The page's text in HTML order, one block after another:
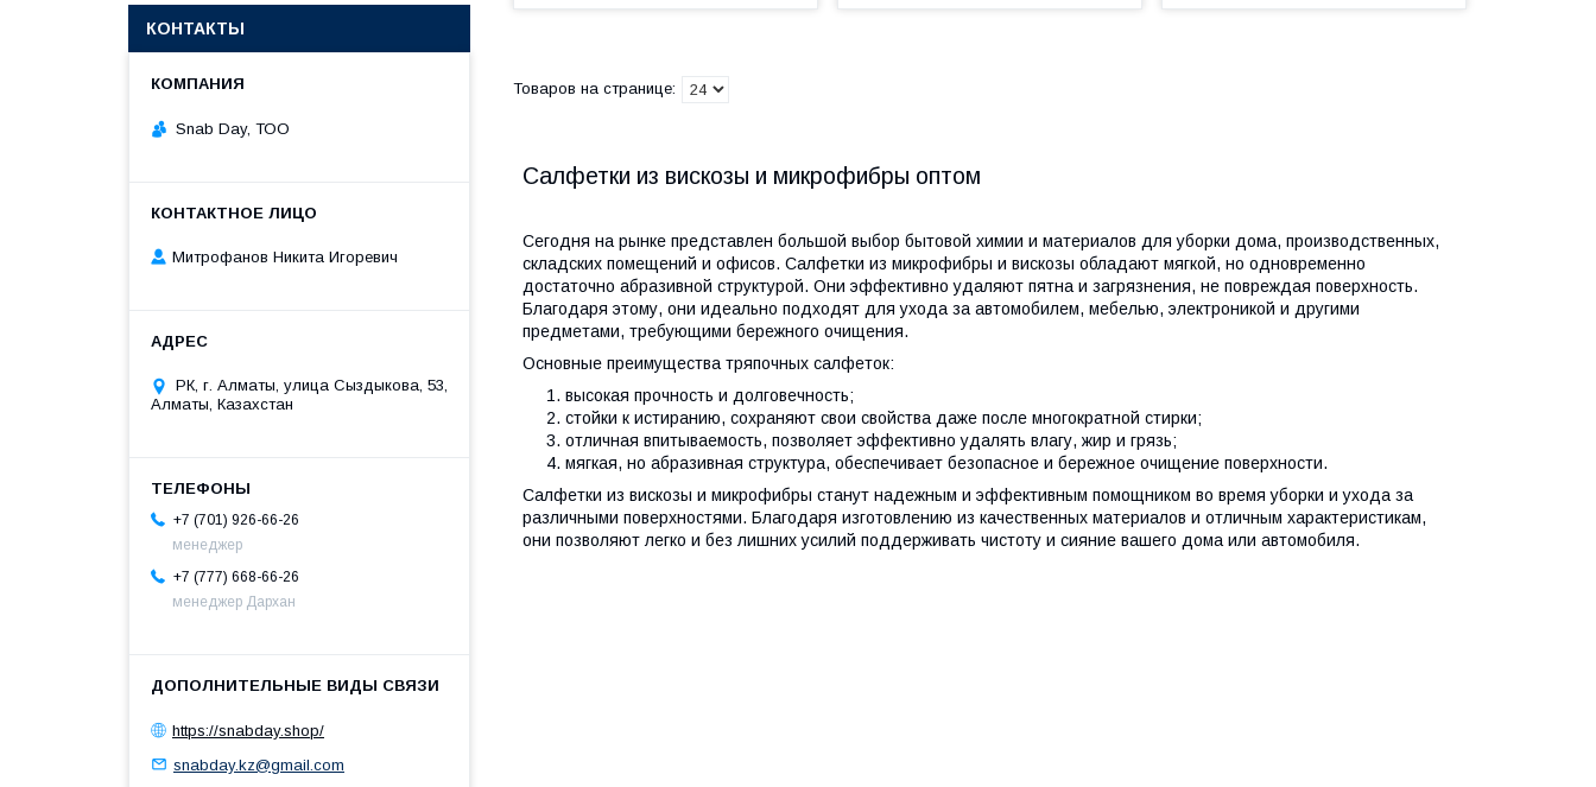
Салфетки из вискозы и микрофибры оптом
Сегодня на рынке представлен большой выбор бытовой химии и материалов для уборки дома, производственных,
складских помещений и офисов. Салфетки из микрофибры и вискозы обладают мягкой, но одновременно
достаточно абразивной структурой. Они эффективно удаляют пятна и загрязнения, не повреждая поверхность.
Благодаря этому, они идеально подходят для ухода за автомобилем, мебелью, электроникой и другими
предметами, требующими бережного очищения.
Основные преимущества тряпочных салфеток:
высокая прочность и долговечность;
стойки к истиранию, сохраняют свои свойства даже после многократной стирки;
отличная впитываемость, позволяет эффективно удалять влагу, жир и грязь;
мягкая, но абразивная структура, обеспечивает безопасное и бережное очищение поверхности.
Салфетки из вискозы и микрофибры станут надежным и эффективным помощником во время уборки и ухода за
различными поверхностями. Благодаря изготовлению из качественных материалов и отличным характеристикам,
они позволяют легко и без лишних усилий поддерживать чистоту и сияние вашего дома или автомобиля.
КОНТАКТЫ
Snab Day, ТОО
Митрофанов Никита Игоревич
РК, г. Алматы, улица Сыздыкова, 53,
Алматы, Казахстан
+7 (701) 926-66-26
менеджер
+7 (777) 668-66-26
менеджер Дархан
https://snabday.shop/
snabday.kz@gmail.com